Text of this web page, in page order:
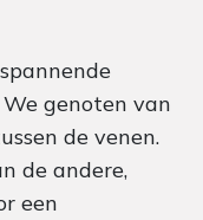
genoten van
de venen.
de andere,
een